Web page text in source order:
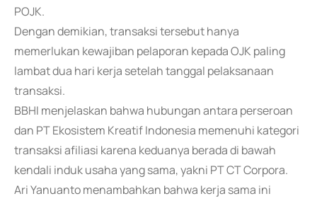
POJK.
Dengan demikian, transaksi tersebut hanya
memerlukan kewajiban pelaporan kepada OJK paling
lambat dua hari kerja setelah tanggal pelaksanaan
transaksi.
BBHI menjelaskan bahwa hubungan antara perseroan
dan PT Ekosistem Kreatif Indonesia memenuhi kategori
transaksi afiliasi karena keduanya berada di bawah
kendali induk usaha yang sama, yakni PT CT Corpora.
Ari Yanuanto menambahkan bahwa kerja sama ini